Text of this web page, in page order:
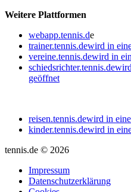
Weitere Plattformen
webapp.tennis.de
trainer.tennis.dewird in
vereine.tennis.dewird in
schiedsrichter.tennis.de
geöffnet
reisen.tennis.dewird in
kinder.tennis.dewird in
tennis.de © 2026
Impressum
Datenschutzerklärung